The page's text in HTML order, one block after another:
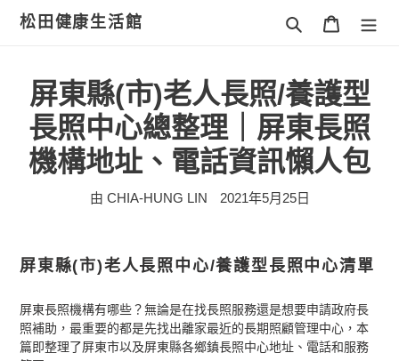
松田健康生活館 搜尋 購物車
屏東縣(市)老人長照/養護型
長照中心總整理｜屏東長照
機構地址、電話資訊懶人包
由 CHIA-HUNG LIN 2021年5月25日
屏東縣(市)老人長照中心/養護型長照中心清單
屏東長照機構有哪些？無論是在找長照服務還是想要申請政府長
照補助，最重要的都是先找出離家最近的長期照顧管理中心，本
篇即整理了屏東市以及屏東縣各鄉鎮長照中心地址、電話和服務